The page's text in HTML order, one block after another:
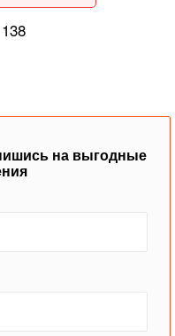
на выгодные